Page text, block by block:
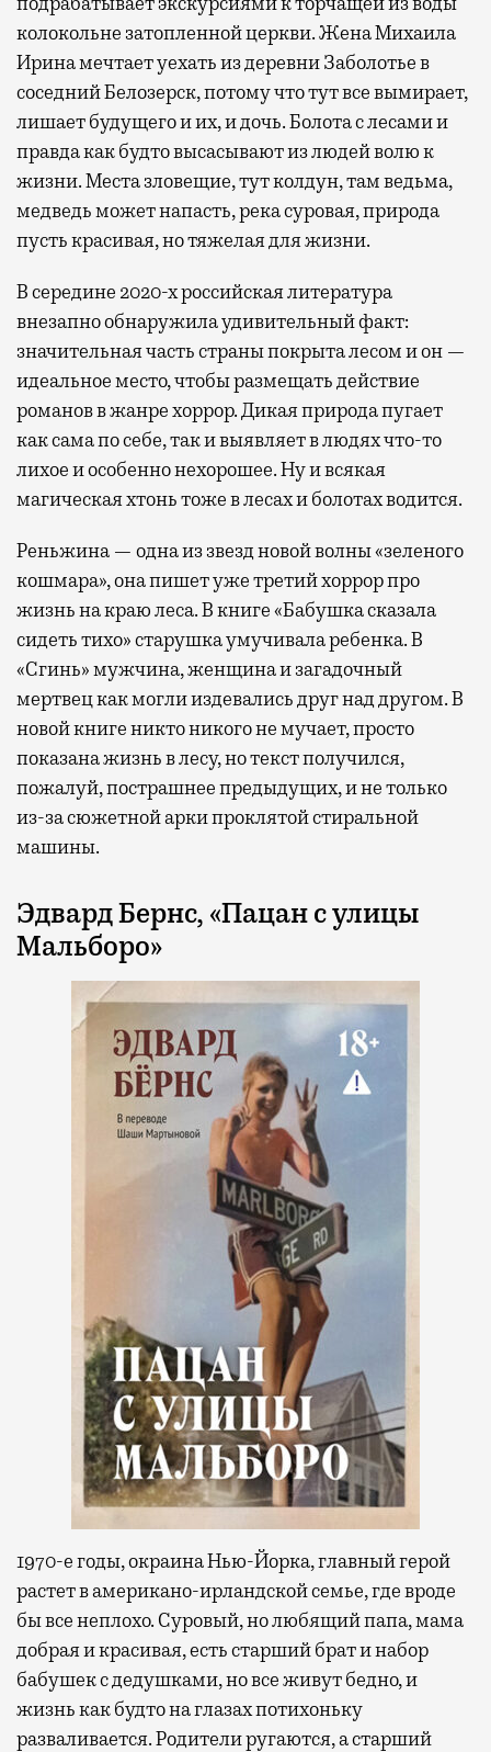
колокольне затопленной церкви. Жена Михаила
Ирина мечтает уехать из деревни Заболотье в
соседний Белозерск, потому что тут все вымирает,
лишает будущего и их, и дочь. Болота с лесами и
правда как будто высасывают из людей волю к
жизни. Места зловещие, тут колдун, там ведьма,
медведь может напасть, река суровая, природа
пусть красивая, но тяжелая для жизни.
В середине 2020-х российская литература
внезапно обнаружила удивительный факт:
значительная часть страны покрыта лесом и он —
идеальное место, чтобы размещать действие
романов в жанре хоррор. Дикая природа пугает
как сама по себе, так и выявляет в людях что-то
лихое и особенно нехорошее. Ну и всякая
магическая хтонь тоже в лесах и болотах водится.
Реньжина — одна из звезд новой волны «зеленого
кошмара», она пишет уже третий хоррор про
жизнь на краю леса. В книге «Бабушка сказала
сидеть тихо» старушка умучивала ребенка. В
«Сгинь» мужчина, женщина и загадочный
мертвец как могли издевались друг над другом. В
новой книге никто никого не мучает, просто
показана жизнь в лесу, но текст получился,
пожалуй, пострашнее предыдущих, и не только
из-за сюжетной арки проклятой стиральной
машины.
Эдвард Бернс, «Пацан с улицы
Мальборо»
1970-е годы, окраина Нью-Йорка, главный герой
растет в американо-ирландской семье, где вроде
бы все неплохо. Суровый, но любящий папа, мама
добрая и красивая, есть старший брат и набор
бабушек с дедушками, но все живут бедно, и
жизнь как будто на глазах потихоньку
разваливается. Родители ругаются, а старший